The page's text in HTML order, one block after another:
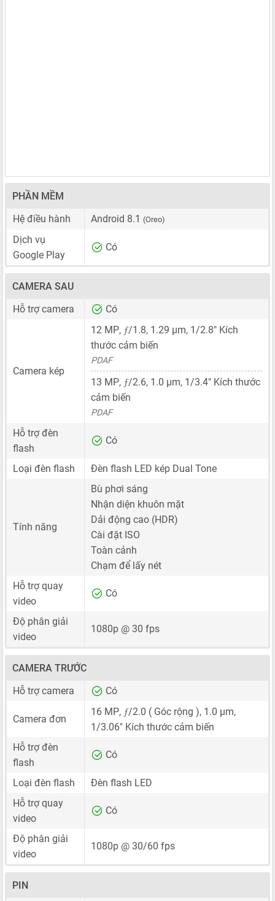
PHẦN MỀM
Hệ điều hành
Android 8.1 (Oreo)
Dịch vụ
Google Play
Có
CAMERA SAU
Hỗ trợ camera
Có
Camera kép
12 MP, ƒ/1.8, 1.29 μm, 1/2.8" Kích
thước cảm biến
PDAF
13 MP, ƒ/2.6, 1.0 μm, 1/3.4" Kích thước
cảm biến
PDAF
Hỗ trợ đèn
flash
Có
Loại đèn flash Đèn flash LED kép Dual Tone
Tính năng
Bù phơi sáng
Nhận diện khuôn mặt
Dải động cao (HDR)
Cài đặt ISO
Toàn cảnh
Chạm để lấy nét
Hỗ trợ quay
video
Có
Độ phân giải
video
1080p @ 30 fps
CAMERA TRƯỚC
Hỗ trợ camera
Có
Camera đơn
16 MP, ƒ/2.0 ( Góc rộng ), 1.0 μm,
1/3.06" Kích thước cảm biến
Hỗ trợ đèn
flash
Có
Loại đèn flash
Đèn flash LED
Hỗ trợ quay
video
Có
Độ phân giải
video
1080p @ 30/60 fps
PIN